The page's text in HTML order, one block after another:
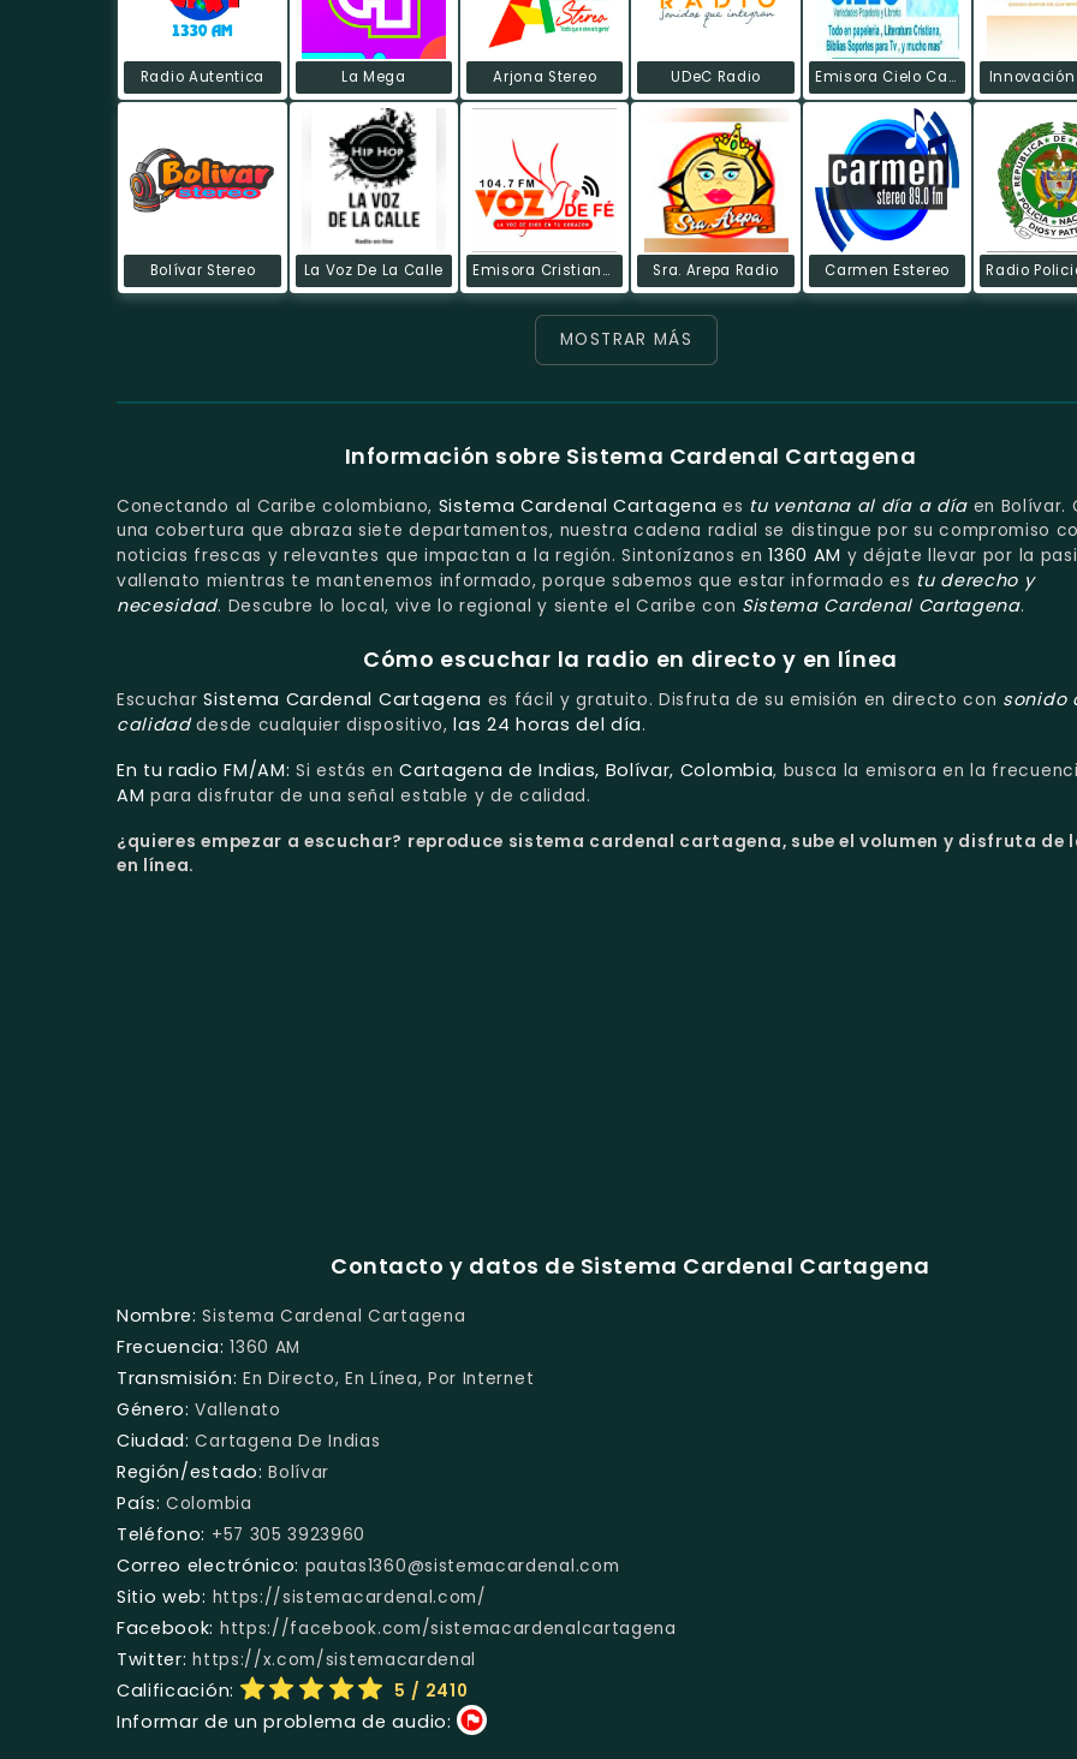
Radio Autentica La Mega Arjona Stereo UDeC Radio Emisora Cielo Cartagena Innovación
Bolívar Stereo La Voz De La Calle Emisora Cristiana Voz De Fe Sra. Arepa Radio Carmen Estereo
MOSTRAR MÁS
Información sobre Sistema Cardenal Cartagena
Conectando al Caribe colombiano, Sistema Cardenal Cartagena es tu ventana al día a díaen Bolívar.
una cobertura que abraza siete departamentos, nuestra cadena radial se distingue por su compromiso
noticias frescas y relevantes que impactan a la región. Sintonízanos en1360 AM y déjate llevar por la
vallenato mientras te mantenemos informado, porque sabemos que estar informado es tu derecho y
necesidad. Descubre lo local, vive lo regional y siente el Caribe con Sistema Cardenal Cartagena.
Cómo escuchar la radio en directo y en línea
EscucharSistema Cardenal Cartagena es fácil y gratuito. Disfruta de su emisión en directo con sonido
calidaddesde cualquier dispositivo,las 24 horas del día.
En tu radio FM/AM: Si estás enCartagena de Indias, Bolívar, Colombia, busca la emisora en la
AM para disfrutar de una señal estable y de calidad.
¿quieres empezar a escuchar? reproduce sistema cardenal cartagena, sube el volumen y disfruta de
en línea.
Contacto y datos de Sistema Cardenal Cartagena
Nombre: Sistema Cardenal Cartagena
Frecuencia: 1360 AM
Transmisión: En Directo, En Línea, Por Internet
Género: Vallenato
Ciudad: Cartagena De Indias
Región/estado: Bolívar
País: Colombia
Teléfono: +57 305 3923960
Correo electrónico: pautas1360@sistemacardenal.com
Sitio web: https://sistemacardenal.com/
Facebook: https://facebook.com/sistemacardenalcartagena
Twitter: https://x.com/sistemacardenal
Calificación: 5 / 2410
Informar de un problema de audio: